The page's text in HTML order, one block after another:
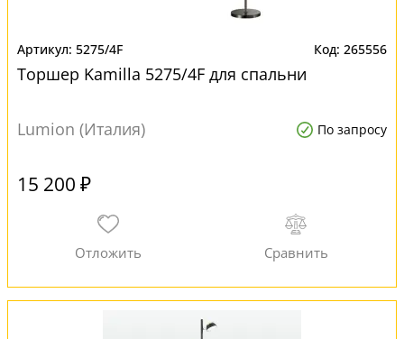
5275/4F 265556
Торшер Kamilla 5275/4F для спальни
Lumion (Италия) По запросу
15 200 ₽